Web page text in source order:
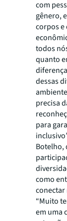
com
gênero,
corpos e
todos
quanto
dessas
precisa
para
Botelho,
como
conectar
“Muito
em uma